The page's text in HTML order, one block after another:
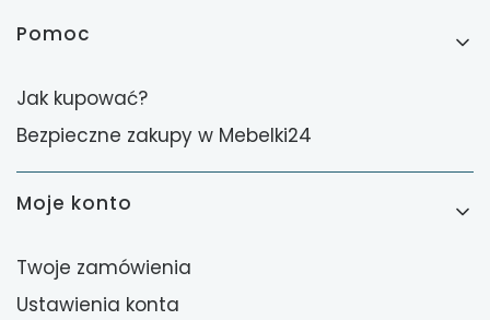
Linki w stopce
Pomoc
Jak kupować?
Bezpieczne zakupy w Mebelki24
Moje konto
Twoje zamówienia
Ustawienia konta